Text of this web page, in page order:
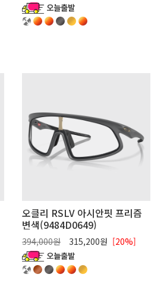
오클리 RSLV 아시안핏 프리즘
변색(9484D0649)
394,000원 315,200원 [20%]